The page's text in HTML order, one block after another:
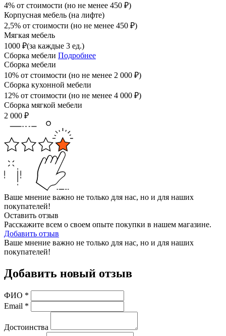
4% от стоимости (но не менее 450 ₽)
Корпусная мебель (на лифте)
2,5% от стоимости (но не менее 450 ₽)
Мягкая мебель
1000 ₽(за каждые 3 ед.)
Сборка мебели Подробнее
Сборка мебели
10% от стоимости (но не менее 2 000 ₽)
Сборка кухонной мебели
12% от стоимости (но не менее 4 000 ₽)
Сборка мягкой мебели
2 000 ₽
Ваше мнение важно не только для нас, но и для наших
покупателей!
Оставить отзыв
Расскажите всем о своем опыте покупки в нашем магазине.
Добавить отзыв
Ваше мнение важно не только для нас, но и для наших
покупателей!
Добавить новый отзыв
ФИО *
Email *
Достоинства